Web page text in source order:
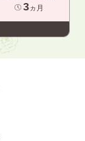
3ヵ月